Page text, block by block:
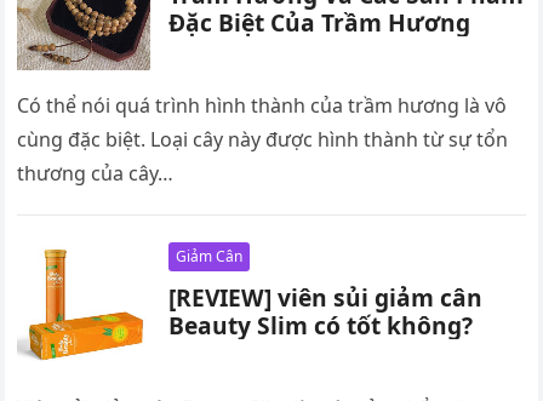
Đặc Biệt Của Trầm Hương
Có thể nói quá trình hình thành của trầm hương là vô
cùng đặc biệt. Loại cây này được hình thành từ sự tổn
thương của cây…
Giảm Cân
[REVIEW] viên sủi giảm cân
Beauty Slim có tốt không?